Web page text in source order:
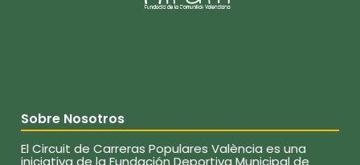
Sobre Nosotros
El Circuit de Carreras Populares València es una
iniciativa de la Fundación Deportiva Municipal de